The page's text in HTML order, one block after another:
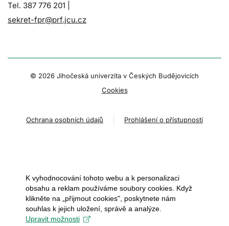
Tel. 387 776 201 |
sekret-fpr@prf.jcu.cz
© 2026 Jihočeská univerzita v Českých Budějovicích
Cookies
Ochrana osobních údajů Prohlášení o přístupnosti
K vyhodnocování tohoto webu a k personalizaci
obsahu a reklam používáme soubory cookies. Když
klikněte na „přijmout cookies", poskytnete nám
souhlas k jejich uložení, správě a analýze.
Upravit možnosti